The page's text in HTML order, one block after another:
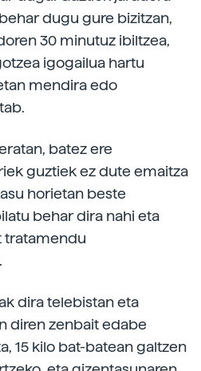
dugu gure bizitzan,
30 minutuz ibiltzea,
igogailua hartu
mendira edo
batez ere
guztiek ez dute emaitza
horietan beste
behar dira nahi eta
tratamendu
dira telebistan eta
diren zenbait edabe
15 kilo bat-batean galtzen